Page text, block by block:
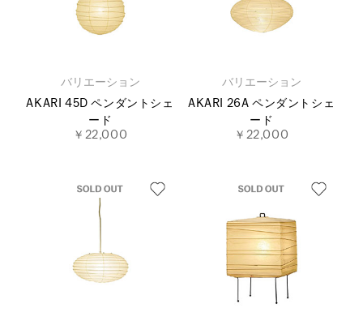
バリエーション
AKARI 45D ペンダントシェ
ード
￥22,000
バリエーション
AKARI 26A ペンダントシェ
ード
￥22,000